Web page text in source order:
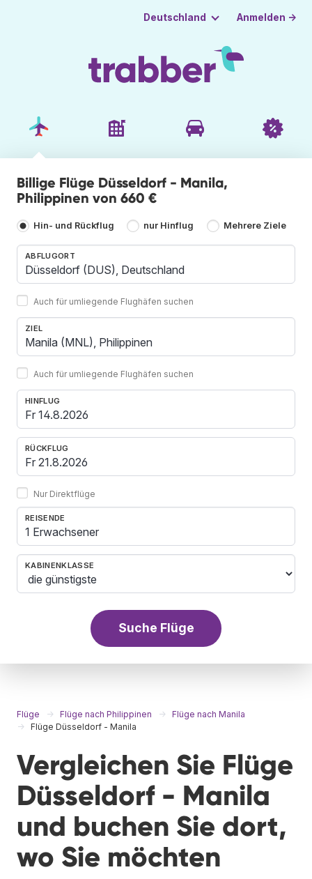
Deutschland Anmelden →
Billige Flüge Düsseldorf - Manila,
Philippinen von 660 €
Hin- und Rückflug nur Hinflug Mehrere Ziele
ABFLUGORT
Auch für umliegende Flughäfen suchen
ZIEL
Auch für umliegende Flughäfen suchen
HINFLUG
RÜCKFLUG
Nur Direktflüge
REISENDE
1 Erwachsener
KABINENKLASSE
Suche Flüge
Flüge Flüge nach Philippinen
Flüge nach Manila
Flüge Düsseldorf - Manila
Vergleichen Sie Flüge
Düsseldorf - Manila
und buchen Sie dort,
wo Sie möchten